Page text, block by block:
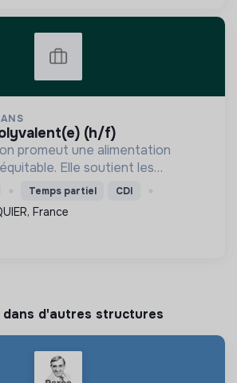
(h/f)
promeut une alimentation
Elle soutient les
l'empreinte carbone et
régionale par la vente
de qu...
Temps partiel CDI
France
d'autres structures